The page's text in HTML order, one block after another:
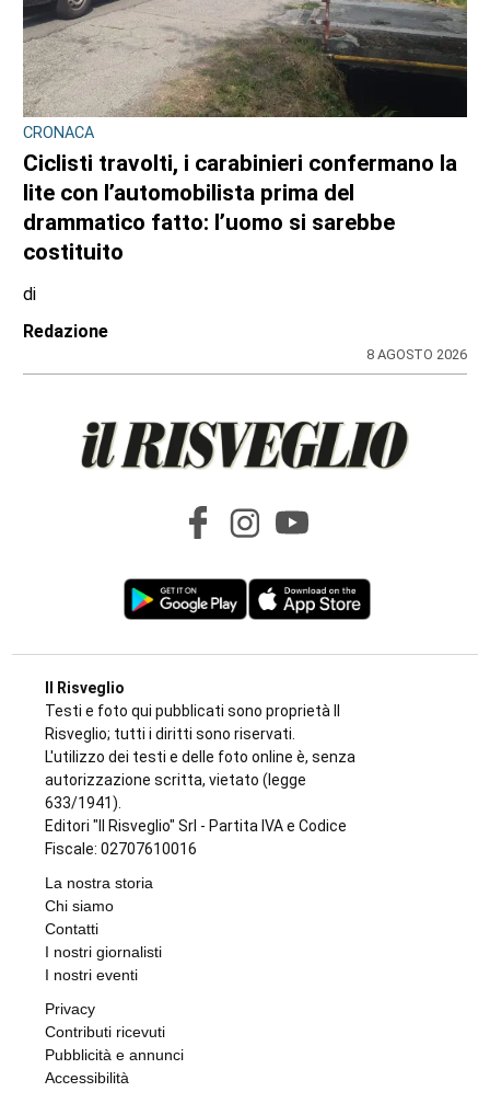
TURISTI IN CARROZZA
Il 9 e il 23 agosto torna il treno storico
Gloria Rossatto
8 AGOSTO 2026
VIABILITÀ E TRASPORTI NEL TORINESE
Metropolitana di Torino chiusa il 9 agosto:
Express
Redazione